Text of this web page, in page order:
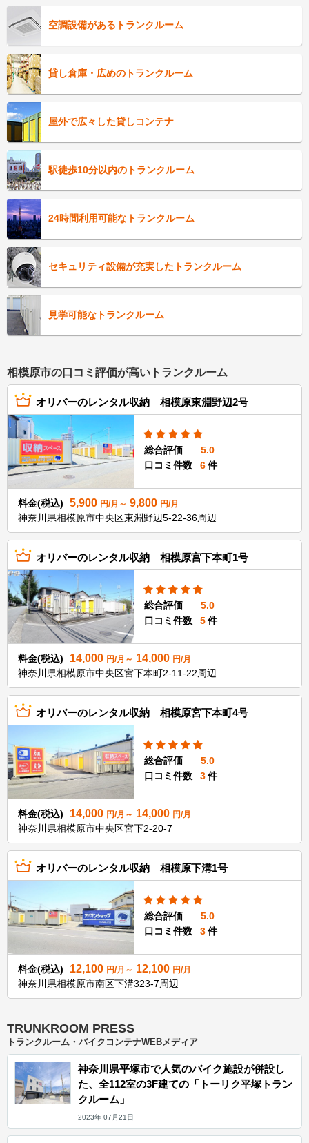
空調設備があるトランクルーム
貸し倉庫・広めのトランクルーム
屋外で広々した貸しコンテナ
駅徒歩10分以内のトランクルーム
24時間利用可能なトランクルーム
セキュリティ設備が充実したトランクルーム
見学可能なトランクルーム
相模原市の口コミ評価が高いトランクルーム
オリバーのレンタル収納 相模原東淵野辺2号
総合評価
5.0
口コミ件数
6件
料金(税込) 5,900 円/月～ 9,800 円/月
神奈川県相模原市中央区東淵野辺5-22-36周辺
オリバーのレンタル収納 相模原宮下本町1号
総合評価
5.0
口コミ件数
5件
料金(税込) 14,000 円/月～ 14,000 円/月
神奈川県相模原市中央区宮下本町2-11-22周辺
オリバーのレンタル収納 相模原宮下本町4号
総合評価
5.0
口コミ件数
3件
料金(税込) 14,000 円/月～ 14,000 円/月
神奈川県相模原市中央区宮下2-20-7
オリバーのレンタル収納 相模原下溝1号
総合評価
5.0
口コミ件数
3件
料金(税込) 12,100 円/月～ 12,100 円/月
神奈川県相模原市南区下溝323-7周辺
TRUNKROOM PRESS
トランクルーム・バイクコンテナWEBメディア
神奈川県平塚市で人気のバイク施設が併設し
た、全112室の3F建ての「トーリク平塚トラン
クルーム」
2023年 07月21日